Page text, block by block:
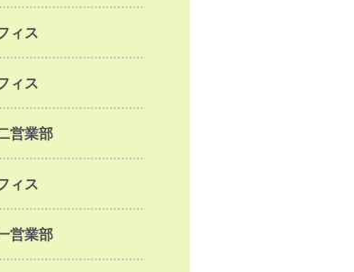
ィス
ィス
営業部
ィス
営業部